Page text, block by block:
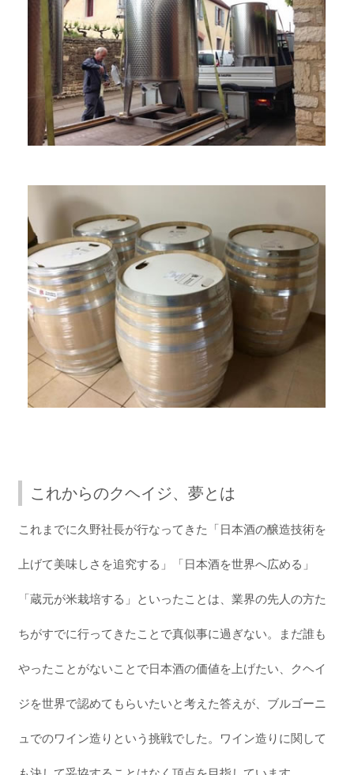
これからのクヘイジ、夢とは
これまでに久野社長が行なってきた「日本酒の醸造技術を
上げて美味しさを追究する」「日本酒を世界へ広める」
「蔵元が米栽培する」といったことは、業界の先人の方た
ちがすでに行ってきたことで真似事に過ぎない。まだ誰も
やったことがないことで日本酒の価値を上げたい、クヘイ
ジを世界で認めてもらいたいと考えた答えが、ブルゴーニ
ュでのワイン造りという挑戦でした。ワイン造りに関して